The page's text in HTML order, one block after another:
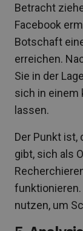
Betracht
Facebook
Botschaft
erreichen.
Sie in der
sich in einem
lassen.
Der Punkt ist,
gibt, sich als
funktionieren.
nutzen, um